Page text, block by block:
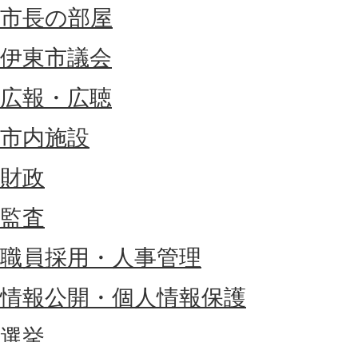
市長の部屋
伊東市議会
広報・広聴
市内施設
財政
監査
職員採用・人事管理
情報公開・個人情報保護